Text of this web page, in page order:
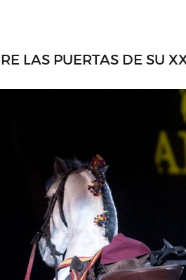
LAS PUERTAS DE SU